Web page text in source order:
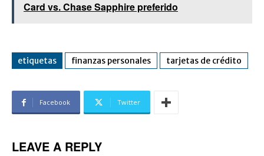
Card vs. Chase Sapphire preferido
etiquetas finanzas personales tarjetas de crédito
Facebook Twitter
LEAVE A REPLY